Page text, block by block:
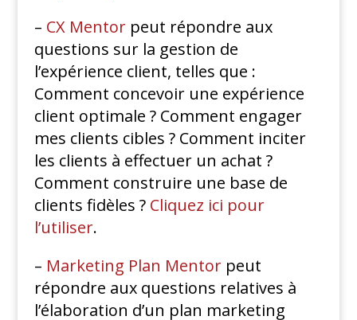
– CX Mentorpeut répondre aux
questions sur la gestion de
l’expérience client, telles que :
Comment concevoir une expérience
client optimale ? Comment engager
mes clients cibles ? Comment inciter
les clients à effectuer un achat ?
Comment construire une base de
clients fidèles ? Cliquez ici pour
l’utiliser.
– Marketing Plan Mentorpeut
répondre aux questions relatives à
l’élaboration d’un plan marketing